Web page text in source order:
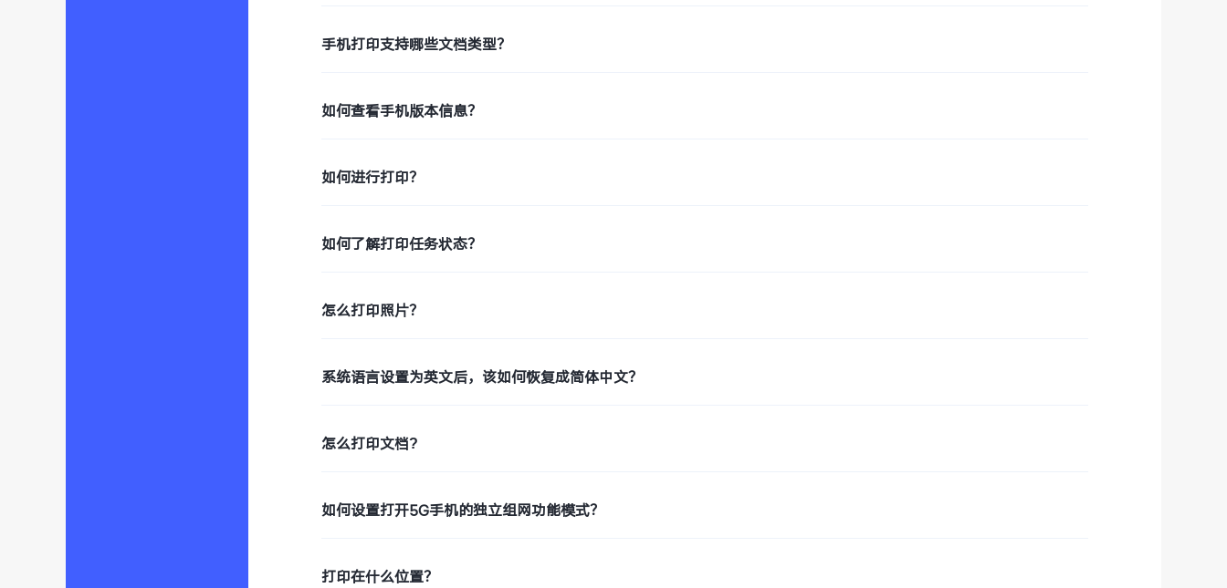
手机打印支持哪些文档类型？
如何查看手机版本信息？
如何进行打印？
如何了解打印任务状态？
怎么打印照片？
系统语言设置为英文后，该如何恢复成简体中文？
怎么打印文档?
如何设置打开5G手机的独立组网功能模式？
打印在什么位置？